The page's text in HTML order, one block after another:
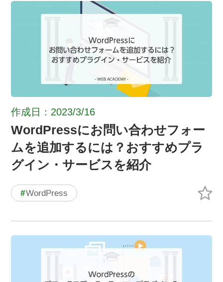
作成日：2023/3/16
WordPressにお問い合わせフォー
ムを追加するには？おすすめプラ
グイン・サービスを紹介
#WordPress